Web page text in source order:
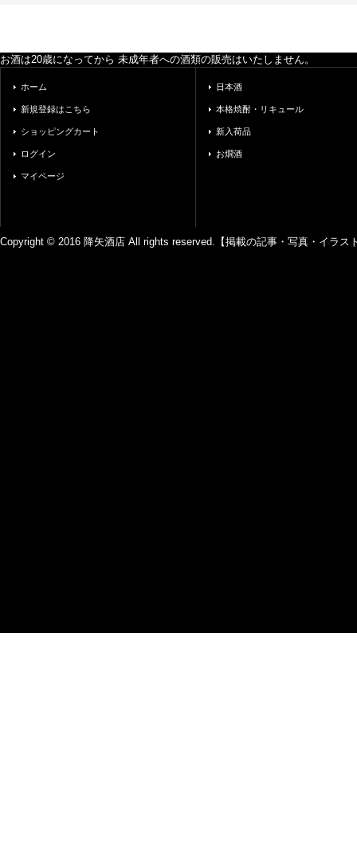
お酒は20歳になってから 未成年者への酒類の販売はいたしません。
ホーム
新規登録はこちら
ショッピングカート
ログイン
マイページ
日本酒
本格焼酎・リキュール
新入荷品
お燗酒
Copyright © 2016 降矢酒店 All rights reserved.【掲載の記事・写真・イラス